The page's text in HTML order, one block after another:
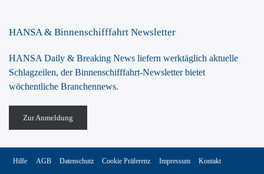
HANSA & Binnenschifffahrt Newsletter
HANSA Daily & Breaking News liefern werktäglich aktuelle
Schlagzeilen, der Binnenschifffahrt-Newsletter bietet
wöchentliche Branchennews.
Zur Anmeldung
Hilfe AGB Datenschutz Cookie Präferenz Impressum Kontakt